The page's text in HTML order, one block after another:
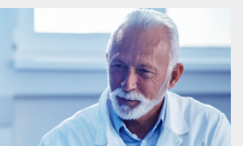
Sua audição